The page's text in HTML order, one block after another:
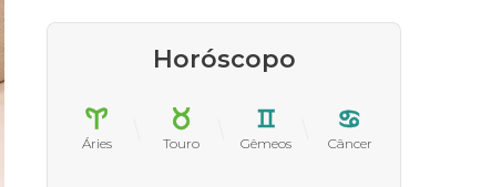
Horóscopo
Áries Touro Gêmeos Câncer